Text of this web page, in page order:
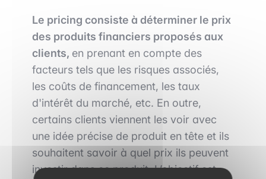
Le pricing consiste à déterminer le prix
des produits financiers proposés aux
clients, en prenant en compte des
facteurs tels que les risques associés,
les coûts de financement, les taux
d'intérêt du marché, etc. En outre,
certains clients viennent les voir avec
une idée précise de produit en tête et ils
souhaitent savoir à quel prix ils peuvent
investir dans ce produit. L’objectif est